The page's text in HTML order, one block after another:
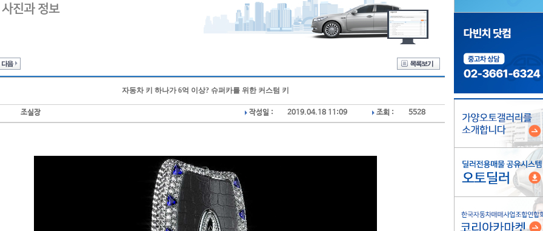
진과 정보
자동차 키 하나가 6억 이상? 슈퍼카를 위한 커스텀 키
조실장 작성일 : 2019.04.18 11:09 조회 : 5528